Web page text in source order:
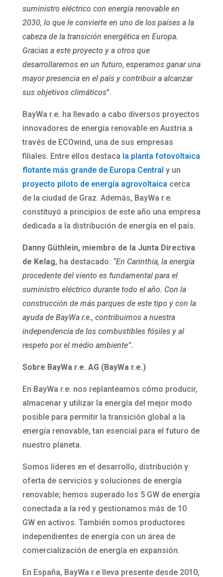
suministro eléctrico con energía renovable en
2030, lo que le convierte en uno de los países a la
cabeza de la transición energética en Europa.
Gracias a este proyecto y a otros que
desarrollaremos en un futuro, esperamos ganar una
mayor presencia en el país y contribuir a alcanzar
sus objetivos climáticos”.
BayWa r.e. ha llevado a cabo diversos proyectos
innovadores de energía renovable en Austria a
través de ECOwind, una de sus empresas
filiales. Entre ellos destaca la planta fotovoltaica
flotante más grande de Europa Central y un
proyecto piloto de energía agrovoltaica cerca
de la ciudad de Graz. Además, BayWa r.e.
constituyó a principios de este año una empresa
dedicada a la distribución de energía en el país.
Danny Güthlein, miembro de la Junta Directiva
de Kelag, ha destacado: “En Carinthia, la energía
procedente del viento es fundamental para el
suministro eléctrico durante todo el año. Con la
construcción de más parques de este tipo y con la
ayuda de BayWa r.e., contribuimos a nuestra
independencia de los combustibles fósiles y al
respeto por el medio ambiente”.
Sobre BayWa r.e. AG (BayWa r.e.)
En BayWa r.e. nos replanteamos cómo producir,
almacenar y utilizar la energía del mejor modo
posible para permitir la transición global a la
energía renovable, tan esencial para el futuro de
nuestro planeta.
Somos líderes en el desarrollo, distribución y
oferta de servicios y soluciones de energía
renovable; hemos superado los 5 GW de energía
conectada a la red y gestionamos más de 10
GW en activos. También somos productores
independientes de energía con un área de
comercialización de energía en expansión.
En España, BayWa r.e lleva presente desde 2010,